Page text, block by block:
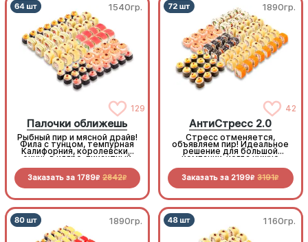
1540гр.
129
Палочки оближешь
Рыбный пир и мясной драйв!
Фила с тунцом, темпурная
Калифорния, королевский
окунь в кляре, пикантный
нежность морепродуктов.
Заказать за 1789R 2842R
1890гр.
42
АнтиСтресс 2.0
Стресс отменяется,
объявляем пир! Идеальное
решение для большой
компании, когда нужно
Заказать за 2199R 3191R
1890гр. 1160гр.